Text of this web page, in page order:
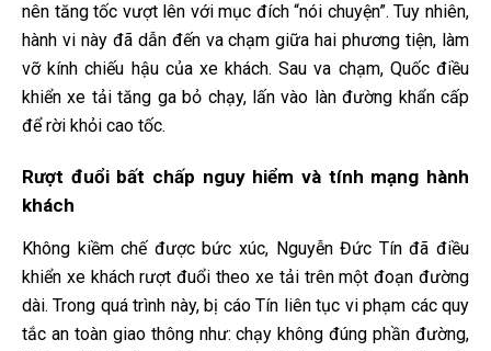
nên tăng tốc vượt lên với mục đích “nói chuyện”. Tuy nhiên,
hành vi này đã dẫn đến va chạm giữa hai phương tiện, làm
vỡ kính chiếu hậu của xe khách. Sau va chạm, Quốc điều
khiển xe tải tăng ga bỏ chạy, lấn vào làn đường khẩn cấp
để rời khỏi cao tốc.
Rượt đuổi bất chấp nguy hiểm và tính mạng hành
khách
Không kiềm chế được bức xúc, Nguyễn Đức Tín đã điều
khiển xe khách rượt đuổi theo xe tải trên một đoạn đường
dài. Trong quá trình này, bị cáo Tín liên tục vi phạm các quy
tắc an toàn giao thông như: chạy không đúng phần đường,